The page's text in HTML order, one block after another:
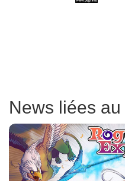
News liées au